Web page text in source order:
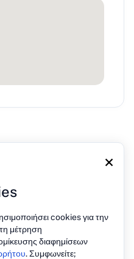
×
cookies για την
μέτρηση
διαφημίσεων
. Συμφωνείτε;